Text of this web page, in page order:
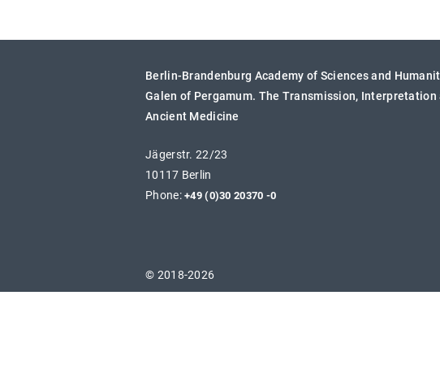
Berlin-Brandenburg Academy of Sciences and
Galen of Pergamum. The Transmission,
Ancient Medicine
Jägerstr. 22/23
10117 Berlin
Phone:+49 (0)30 20370 -0
© 2018-2026